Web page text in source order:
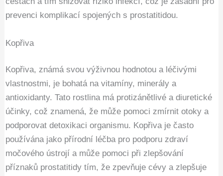
prevenci komplikací spojených s prostatitidou.
Kopřiva
Kopřiva, známá svou výživnou hodnotou a léčivými
vlastnostmi, je bohatá na vitamíny, minerály a
antioxidanty. Tato rostlina má protizánětlivé a diuretické
účinky, což znamená, že může pomoci zmírnit otoky a
podporovat detoxikaci organismu. Kopřiva je často
používána jako přírodní léčba pro podporu zdraví
močového ústrojí a může pomoci při zlepšování
příznaků prostatitidy tím, že zpevňuje cévy a zlepšuje